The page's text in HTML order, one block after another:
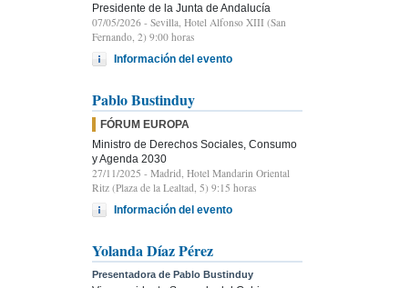
Presidente de la Junta de Andalucía
07/05/2026 - Sevilla, Hotel Alfonso XIII (San
Fernando, 2) 9:00 horas
Información del evento
Pablo Bustinduy
FÓRUM EUROPA
Ministro de Derechos Sociales, Consumo
y Agenda 2030
27/11/2025 - Madrid, Hotel Mandarin Oriental
Ritz (Plaza de la Lealtad, 5) 9:15 horas
Información del evento
Yolanda Díaz Pérez
Presentadora de Pablo Bustinduy